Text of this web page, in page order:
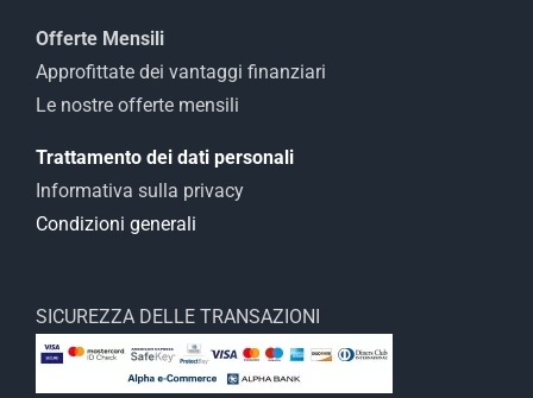
Offerte Mensili
Approfittate dei vantaggi finanziari
Le nostre offerte mensili
Trattamento dei dati personali
Informativa sulla privacy
Condizioni generali
SICUREZZA DELLE TRANSAZIONI